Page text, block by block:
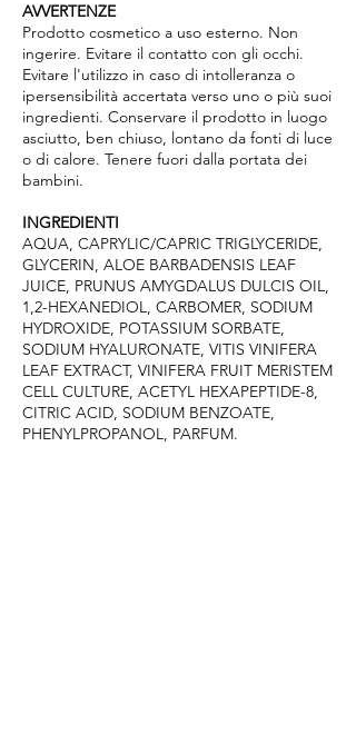
AVVERTENZE
Prodotto cosmetico a uso esterno. Non
ingerire. Evitare il contatto con gli occhi.
Evitare l'utilizzo in caso di intolleranza o
ipersensibilità accertata verso uno o più suoi
ingredienti. Conservare il prodotto in luogo
asciutto, ben chiuso, lontano da fonti di luce
o di calore. Tenere fuori dalla portata dei
bambini.
INGREDIENTI
AQUA, CAPRYLIC/CAPRIC TRIGLYCERIDE,
GLYCERIN, ALOE BARBADENSIS LEAF
JUICE, PRUNUS AMYGDALUS DULCIS OIL,
1,2-HEXANEDIOL, CARBOMER, SODIUM
HYDROXIDE, POTASSIUM SORBATE,
SODIUM HYALURONATE, VITIS VINIFERA
LEAF EXTRACT, VINIFERA FRUIT MERISTEM
CELL CULTURE, ACETYL HEXAPEPTIDE-8,
CITRIC ACID, SODIUM BENZOATE,
PHENYLPROPANOL, PARFUM.